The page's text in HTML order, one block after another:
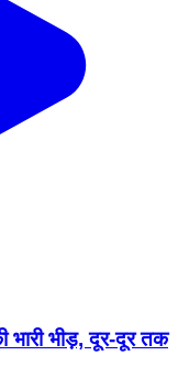
भारी भीड़, दूर-दूर तक